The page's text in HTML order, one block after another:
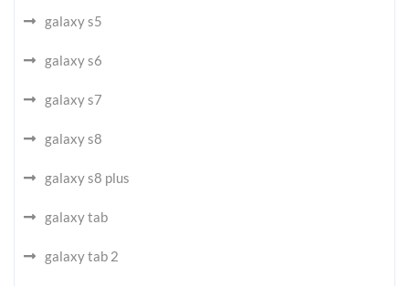
galaxy s5
galaxy s6
galaxy s7
galaxy s8
galaxy s8 plus
galaxy tab
galaxy tab 2